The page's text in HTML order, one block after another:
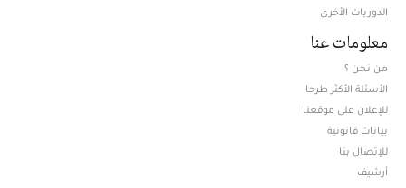
الدوريات الأخرى
معلومات عنا
من نحن ؟
الأسئلة الأكثر طرحا
للإعلان على موقعنا
بيانات قانونية
للإتصال بنا
أرشيف